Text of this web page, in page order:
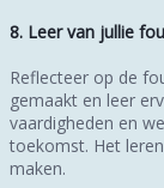
8. Leer van jullie
Reflecteer op de
gemaakt en leer
vaardigheden en
toekomst. Het
maken.